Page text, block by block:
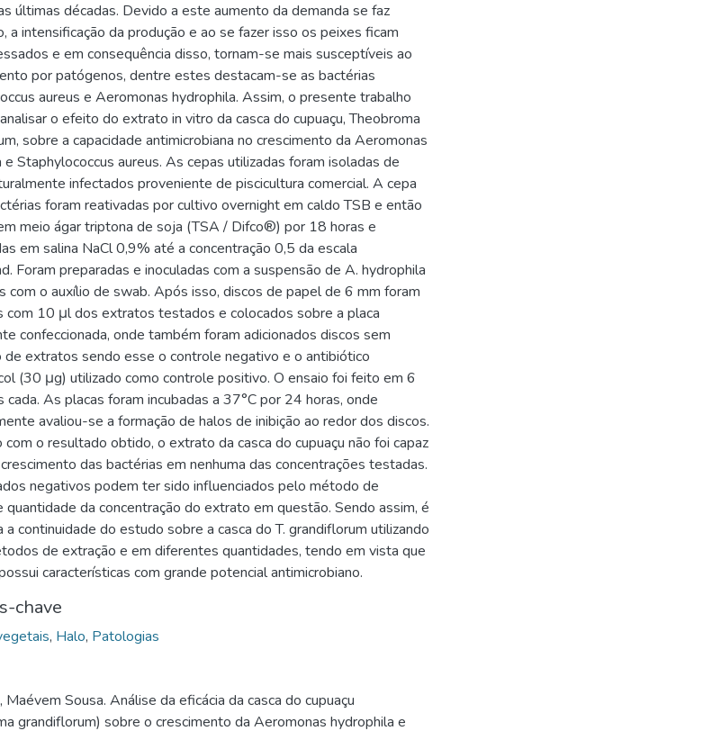
últimas décadas. Devido a este aumento da demanda se faz
a intensificação da produção e ao se fazer isso os peixes ficam
e em consequência disso, tornam-se mais susceptíveis ao
por patógenos, dentre estes destacam-se as bactérias
aureus e Aeromonas hydrophila. Assim, o presente trabalho
o efeito do extrato in vitro da casca do cupuaçu, Theobroma
sobre a capacidade antimicrobiana no crescimento da Aeromonas
e Staphylococcus aureus. As cepas utilizadas foram isoladas de
infectados proveniente de piscicultura comercial. A cepa
foram reativadas por cultivo overnight em caldo TSB e então
meio ágar triptona de soja (TSA / Difco®) por 18 horas e
em salina NaCl 0,9% até a concentração 0,5 da escala
Foram preparadas e inoculadas com a suspensão de A. hydrophila
com o auxílio de swab. Após isso, discos de papel de 6 mm foram
com 10 μl dos extratos testados e colocados sobre a placa
confeccionada, onde também foram adicionados discos sem
de extratos sendo esse o controle negativo e o antibiótico
(30 μg) utilizado como controle positivo. O ensaio foi feito em 6
cada. As placas foram incubadas a 37°C por 24 horas, onde
avaliou-se a formação de halos de inibição ao redor dos discos.
com o resultado obtido, o extrato da casca do cupuaçu não foi capaz
das bactérias em nenhuma das concentrações testadas.
negativos podem ter sido influenciados pelo método de
quantidade da concentração do extrato em questão. Sendo assim, é
a continuidade do estudo sobre a casca do T. grandiflorum utilizando
de extração e em diferentes quantidades, tendo em vista que
características com grande potencial antimicrobiano.
chave
, Halo, Patologias
Sousa. Análise da eficácia da casca do cupuaçu
grandiflorum) sobre o crescimento da Aeromonas hydrophila e